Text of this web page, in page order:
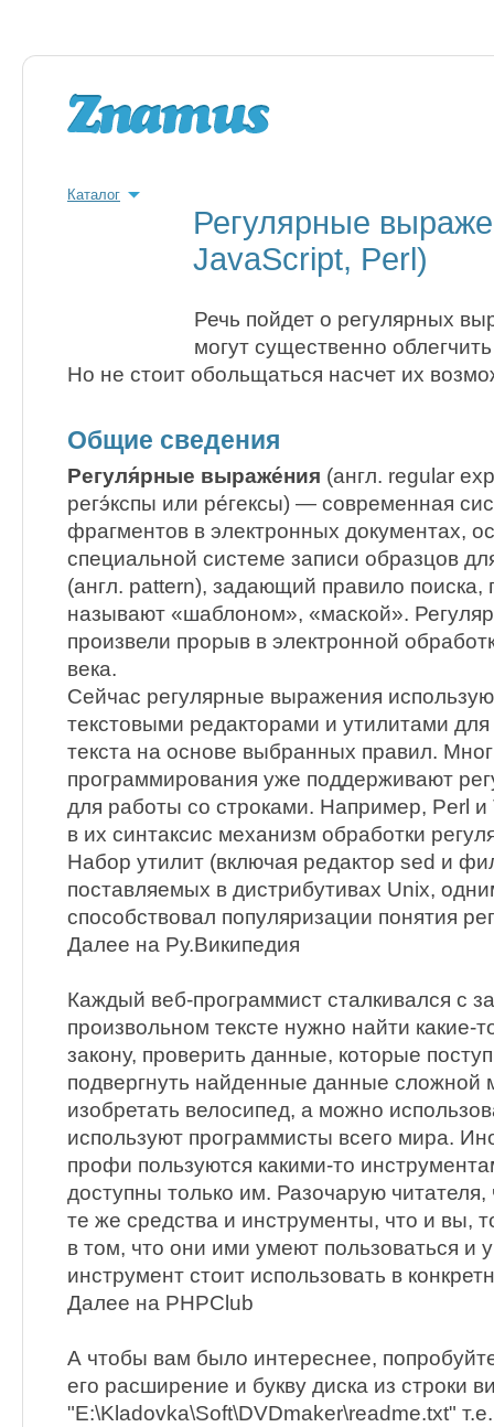
Каталог
Регулярные
JavaScript, Perl)
Речь пойдет о регулярных
могут существенно
Но не стоит обольщаться насчет их
Общие сведения
Регуля́рные выраже́ния (англ. regular
регэ́кспы или ре́гексы) — современная
фрагментов в электронных документах,
специальной системе записи образцов
(англ. pattern), задающий правило поиска,
называют «шаблоном», «маской».
произвели прорыв в электронной
века.
Сейчас регулярные выражения
текстовыми редакторами и утилитами
текста на основе выбранных правил.
программирования уже поддерживают
для работы со строками. Например, Perl
в их синтаксис механизм обработки
Набор утилит (включая редактор sed и
поставляемых в дистрибутивах Unix,
способствовал популяризации понятия
Далее на Ру.Википедия
Каждый веб-программист сталкивался с
произвольном тексте нужно найти какие-
закону, проверить данные, которые
подвергнуть найденные данные
изобретать велосипед, а можно
используют программисты всего мира.
профи пользуются какими-то
доступны только им. Разочарую
те же средства и инструменты, что и вы,
в том, что они ими умеют пользоваться и
инструмент стоит использовать в
Далее на PHPClub
А чтобы вам было интереснее,
его расширение и букву диска из строки
"E:\Kladovka\Soft\DVDmaker\readme.txt" т.е.